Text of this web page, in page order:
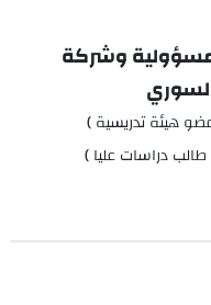
وشركة
هيئة تدريسية )
دراسات عليا )